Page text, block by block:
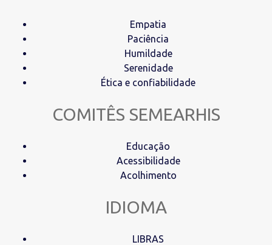
Empatia
Paciência
Humildade
Serenidade
Ética e confiabilidade
COMITÊS SEMEARHIS
Educação
Acessibilidade
Acolhimento
IDIOMA
LIBRAS